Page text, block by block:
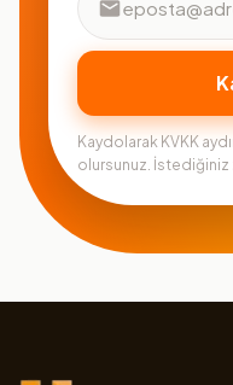
Kaydolarak KVKK
olursunuz. İstediğiniz